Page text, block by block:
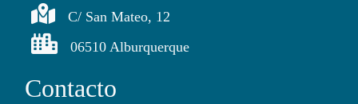
C/ San Mateo, 12
06510 Alburquerque
Contacto